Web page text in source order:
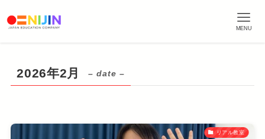
MENU
2026年2月 – date –
リアル教室